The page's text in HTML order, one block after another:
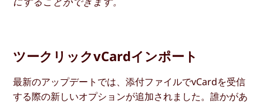
ツークリックvCardインポート
最新のアップデートでは、添付ファイルでvCardを受信
する際の新しいオプションが追加されました。誰かがあ